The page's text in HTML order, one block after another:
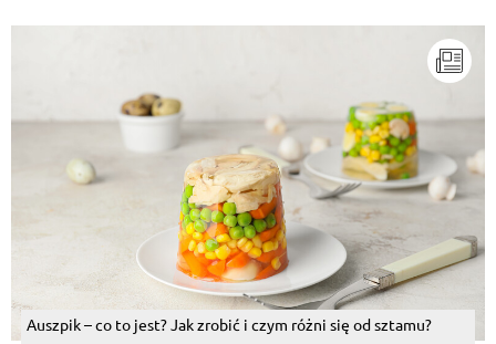
Auszpik – co to jest? Jak zrobić i czym różni się od sztamu?